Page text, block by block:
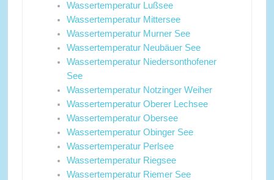
Wassertemperatur Lußsee
Wassertemperatur Mittersee
Wassertemperatur Murner See
Wassertemperatur Neubäuer See
Wassertemperatur Niedersonthofener
See
Wassertemperatur Notzinger Weiher
Wassertemperatur Oberer Lechsee
Wassertemperatur Obersee
Wassertemperatur Obinger See
Wassertemperatur Perlsee
Wassertemperatur Riegsee
Wassertemperatur Riemer See